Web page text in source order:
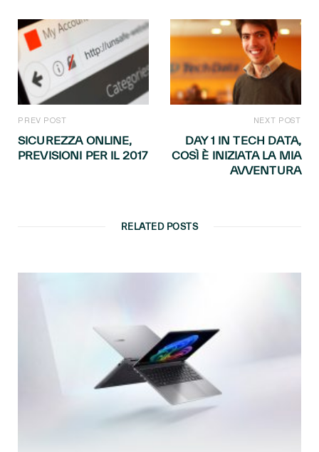
PREV POST
SICUREZZA ONLINE,
PREVISIONI PER IL 2017
NEXT POST
DAY 1 IN TECH DATA,
COSÌ È INIZIATA LA MIA
AVVENTURA
RELATED POSTS